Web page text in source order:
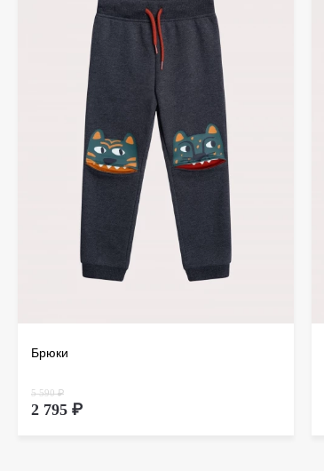
Брюки
5 590 ₽
2 795 ₽